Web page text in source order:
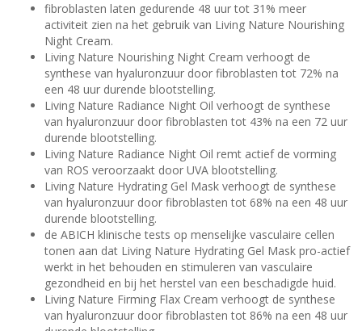
fibroblasten laten gedurende 48 uur tot 31% meer
activiteit zien na het gebruik van Living Nature Nourishing
Night Cream.
Living Nature Nourishing Night Cream verhoogt de
synthese van hyaluronzuur door fibroblasten tot 72% na
een 48 uur durende blootstelling.
Living Nature Radiance Night Oil verhoogt de synthese
van hyaluronzuur door fibroblasten tot 43% na een 72 uur
durende blootstelling.
Living Nature Radiance Night Oil remt actief de vorming
van ROS veroorzaakt door UVA blootstelling.
Living Nature Hydrating Gel Mask verhoogt de synthese
van hyaluronzuur door fibroblasten tot 68% na een 48 uur
durende blootstelling.
de ABICH klinische tests op menselijke vasculaire cellen
tonen aan dat Living Nature Hydrating Gel Mask pro-actief
werkt in het behouden en stimuleren van vasculaire
gezondheid en bij het herstel van een beschadigde huid.
Living Nature Firming Flax Cream verhoogt de synthese
van hyaluronzuur door fibroblasten tot 86% na een 48 uur